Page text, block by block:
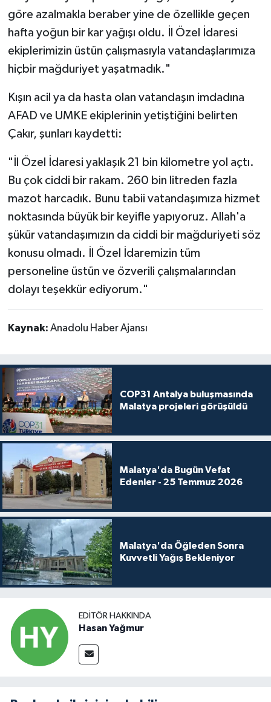
göre azalmakla beraber yine de özellikle geçen
hafta yoğun bir kar yağışı oldu. İl Özel İdaresi
ekiplerimizin üstün çalışmasıyla vatandaşlarımıza
hiçbir mağduriyet yaşatmadık."
Kışın acil ya da hasta olan vatandaşın imdadına
AFAD ve UMKE ekiplerinin yetiştiğini belirten
Çakır, şunları kaydetti:
"İl Özel İdaresi yaklaşık 21 bin kilometre yol açtı.
Bu çok ciddi bir rakam. 260 bin litreden fazla
mazot harcadık. Bunu tabii vatandaşımıza hizmet
noktasında büyük bir keyifle yapıyoruz. Allah'a
şükür vatandaşımızın da ciddi bir mağduriyeti söz
konusu olmadı. İl Özel İdaremizin tüm
personeline üstün ve özverili çalışmalarından
dolayı teşekkür ediyorum."
Kaynak: Anadolu Haber Ajansı
COP31 Antalya buluşmasında
Malatya projeleri görüşüldü
Malatya'da Bugün Vefat
Edenler - 25 Temmuz 2026
Malatya'da Öğleden Sonra
Kuvvetli Yağış Bekleniyor
EDITÖR HAKKINDA
Hasan Yağmur